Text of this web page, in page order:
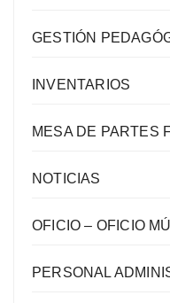
GESTIÓN
INVENTARIOS
MESA DE PARTES
NOTICIAS
OFICIO – OFICIO
PERSONAL